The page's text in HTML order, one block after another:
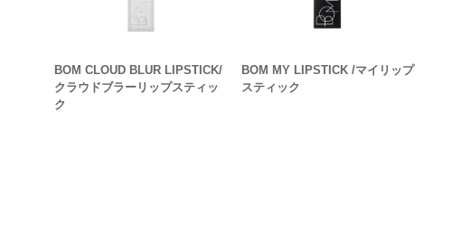
BOM CLOUD BLUR LIPSTICK/
クラウドブラーリップスティッ
ク
BOM MY LIPSTICK /マイリップ
スティック